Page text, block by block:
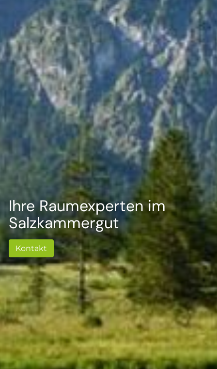
--
--
Ihre Raumexperten im
Salzkammergut
Kontakt